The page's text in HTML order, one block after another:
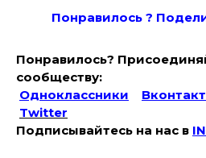
Понравилось ? Поде
Понравилось?
сообществу:
Одноклассники
Twitter
Подписывайтесь на наc в